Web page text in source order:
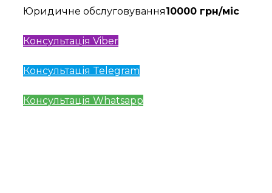
Юридичне обслуговування10000 грн/міс
Консультація Viber
Консультація Telegram
Консультація Whatsapp